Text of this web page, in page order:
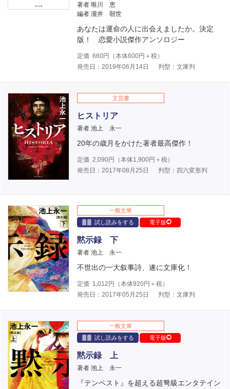
著者 唯川 恵
編者 瀧井 朝世
あなたは運命の人に出会えましたか。決定
版！ 恋愛小説傑作アンソロジー
定価 660円（本体600円＋税）
発売日：2019年06月14日
判型：文庫判
文芸書
ヒストリア
著者 池上 永一
20年の歳月をかけた著者最高傑作！
定価 2,090円（本体1,900円＋税）
発売日：2017年08月25日
判型：四六変形判
一般文庫
試し読みをする
電子版
黙示録 下
著者 池上 永一
不世出の一大叙事詩、遂に文庫化！
定価 1,012 円（本体920円＋税）
発売日：2017年05月25日
判型：文庫判
一般文庫
試し読みをする
電子版
黙示録 上
著者 池上 永一
『テンペスト』を超える超弩級エンタテイン